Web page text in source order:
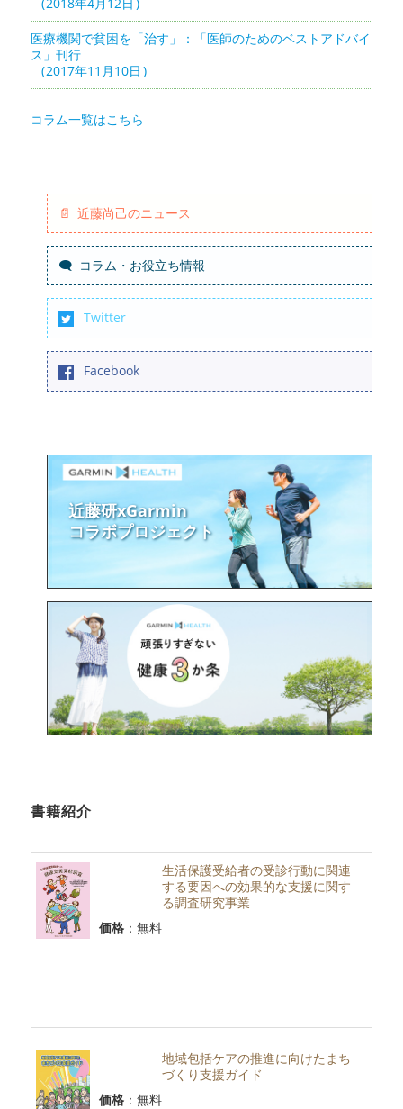
2018年4月12日
医療機関で貧困を「治す」：「医師のためのベストアドバイ
ス」刊行
2017年11月10日
コラム一覧はこちら
近藤尚己のニュース
コラム・お役立ち情報
Twitter
Facebook
近藤研xGarmin
コラボプロジェクト
書籍紹介
生活保護受給者の受診行動に関連
する要因への効果的な支援に関す
る調査研究事業
価格 ：無料
地域包括ケアの推進に向けたまち
づくり支援ガイド
価格 ：無料